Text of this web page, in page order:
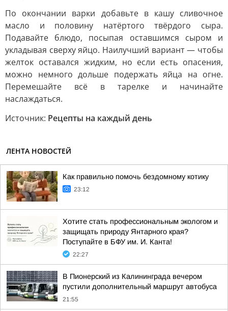
По окончании варки добавьте в кашу сливочное
масло и половину натёртого твёрдого сыра.
Подавайте блюдо, посыпая оставшимся сыром и
укладывая сверху яйцо. Наилучший вариант — чтобы
желток оставался жидким, но если есть опасения,
можно немного дольше подержать яйца на огне.
Перемешайте всё в тарелке и начинайте
наслаждаться.
Источник: Рецепты на каждый день
ЛЕНТА НОВОСТЕЙ
Как правильно помочь бездомному котику
23:12
Хотите стать профессиональным экологом и
защищать природу Янтарного края?
Поступайте в БФУ им. И. Канта!
22:27
В Пионерский из Калининграда вечером
пустили дополнительный маршрут автобуса
21:55